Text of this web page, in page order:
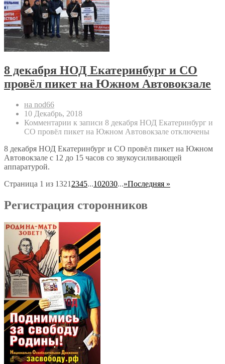
8 декабря НОД Екатеринбург и СО
провёл пикет на Южном Автовокзале
на nod66
10 Декабрь, 2018
Комментарии к записи 8 декабря НОД Екатеринбург и
СО провёл пикет на Южном Автовокзале отключены
8 декабря НОД Екатеринбург и СО провёл пикет на Южном
Автовокзале с 12 до 15 часов со звукоусиливающей
аппаратурой.
Страница 1 из 13212345...102030...»Последняя »
Регистрация сторонников